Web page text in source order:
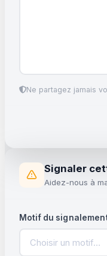
Ne partagez jamais
Signaler
Aidez-nous à
Motif du
Choisir un motif…